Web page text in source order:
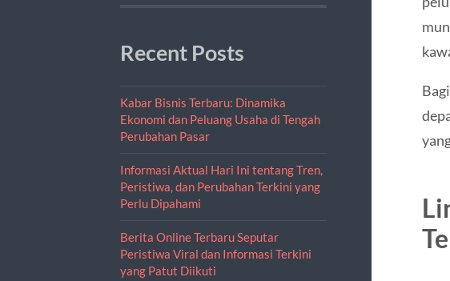
Recent Posts
Kabar Bisnis Terbaru: Dinamika
Ekonomi dan Peluang Usaha di Tengah
Perubahan Pasar
Informasi Aktual Hari Ini tentang Tren,
Peristiwa, dan Perubahan Terkini yang
Perlu Dipahami
Berita Online Terbaru Seputar
Peristiwa Viral dan Informasi Terkini
yang Patut Diikuti